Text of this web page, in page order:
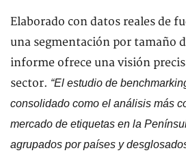
Elaborado con datos reales de
una segmentación por tamaño
informe ofrece una visión
sector. “El estudio de
consolidado como el análisis más
mercado de etiquetas en la
agrupados por países y